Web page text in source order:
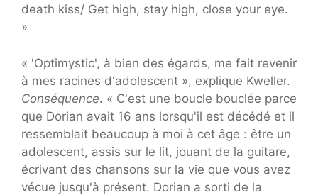
death kiss/ Get high, stay high, close your eye.
»
« 'Optimystic', à bien des égards, me fait revenir
à mes racines d'adolescent », explique Kweller.
Conséquence. « C'est une boucle bouclée parce
que Dorian avait 16 ans lorsqu'il est décédé et il
ressemblait beaucoup à moi à cet âge : être un
adolescent, assis sur le lit, jouant de la guitare,
écrivant des chansons sur la vie que vous avez
vécue jusqu'à présent. Dorian a sorti de la